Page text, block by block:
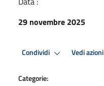
29 novembre 2025
Condividi Vedi azioni
Categorie: